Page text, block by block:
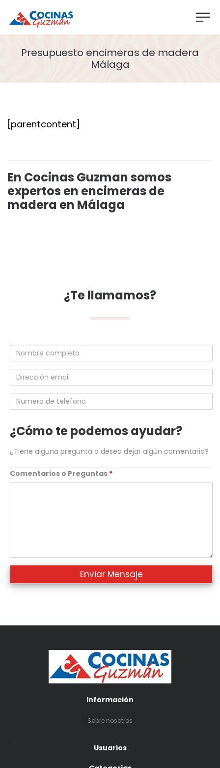
Presupuesto encimeras de madera
Málaga
[parentcontent]
En Cocinas Guzman somos
expertos en encimeras de
madera en Málaga
¿Te llamamos?
Nombre
completo
Dirección
email
Numero
de
¿Cómo te podemos ayudar?
¿Tiene alguna pregunta o desea dejar algún comentario?
Comentarios o Preguntas *
Información
Sobre nosotros
.
Usuarios